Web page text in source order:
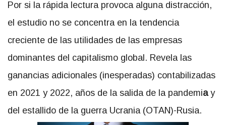
Por si la rápida lectura provoca alguna distracción,
el estudio no se concentra en la tendencia
creciente de las utilidades de las empresas
dominantes del capitalismo global. Revela las
ganancias adicionales (inesperadas) contabilizadas
en 2021 y 2022, años de la salida de la pandemiay
del estallido de la guerra Ucrania (OTAN)-Rusia.